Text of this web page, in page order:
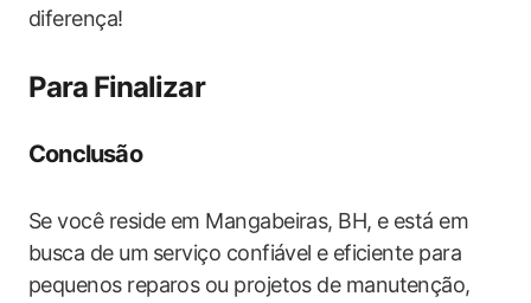
diferença!
Para Finalizar
Conclusão
Se você reside em Mangabeiras, BH, e está em
busca de um⁢ serviço confiável e ⁢eficiente para
pequenos reparos ‍ou ‌projetos de manutenção,⁣